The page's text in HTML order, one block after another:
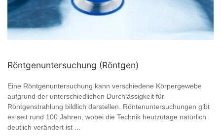
Röntgenuntersuchung (Röntgen)
Eine Röntgenuntersuchung kann verschiedene Körpergewebe
aufgrund der unterschiedlichen Durchlässigkeit für
Röntgenstrahlung bildlich darstellen. Röntenuntersuchungen gibt
es seit rund 100 Jahren, wobei die Technik heutzutage natürlich
deutlich verändert ist ...